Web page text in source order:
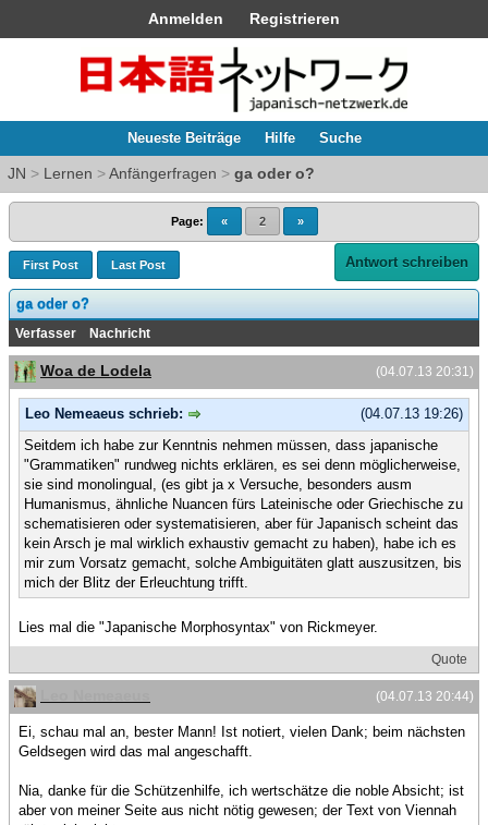
Anmelden Registrieren
Neueste Beiträge Hilfe Suche
JN > Lernen >Anfängerfragen > ga oder o?
Page: « 2 »
First Post Last Post Antwort schreiben
ga oder o?
Verfasser Nachricht
(04.07.13 20:31)
Woa de Lodela
(04.07.13 19:26)
Leo Nemeaeus schrieb:
Seitdem ich habe zur Kenntnis nehmen müssen, dass japanische
"Grammatiken" rundweg nichts erklären, es sei denn möglicherweise,
sie sind monolingual, (es gibt ja x Versuche, besonders ausm
Humanismus, ähnliche Nuancen fürs Lateinische oder Griechische zu
schematisieren oder systematisieren, aber für Japanisch scheint das
kein Arsch je mal wirklich exhaustiv gemacht zu haben), habe ich es
mir zum Vorsatz gemacht, solche Ambiguitäten glatt auszusitzen, bis
mich der Blitz der Erleuchtung trifft.
Lies mal die "Japanische Morphosyntax" von Rickmeyer.
Quote
(04.07.13 20:44)
Ei, schau mal an, bester Mann! Ist notiert, vielen Dank; beim nächsten
Geldsegen wird das mal angeschafft.
Nia, danke für die Schützenhilfe, ich wertschätze die noble Absicht; ist
aber von meiner Seite aus nicht nötig gewesen; der Text von Viennah